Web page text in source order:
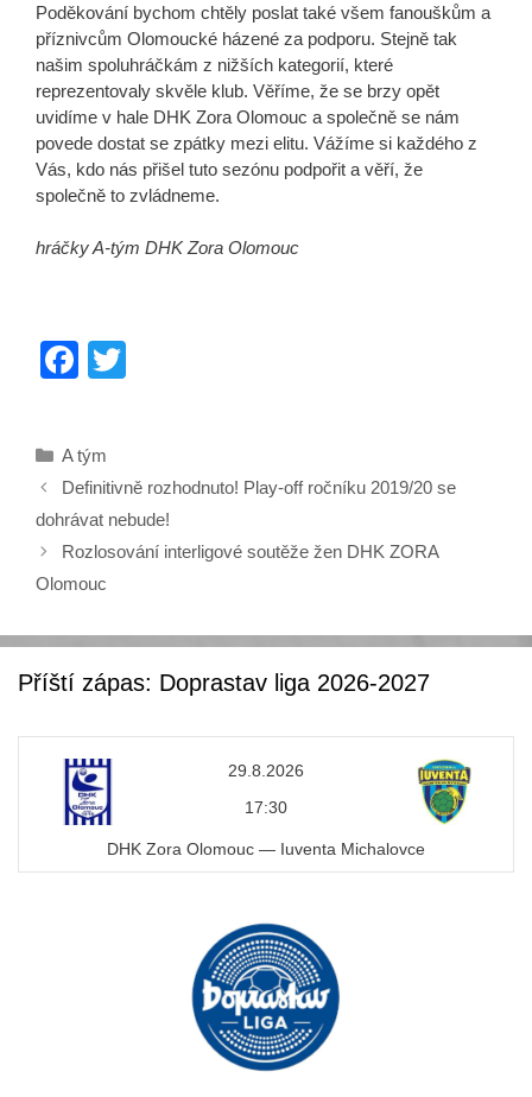
Poděkování bychom chtěly poslat také všem fanouškům a
příznivcům Olomoucké házené za podporu. Stejně tak
našim spoluhráčkám z nižších kategorií, které
reprezentovaly skvěle klub. Věříme, že se brzy opět
uvidíme v hale DHK Zora Olomouc a společně se nám
povede dostat se zpátky mezi elitu. Vážíme si každého z
Vás, kdo nás přišel tuto sezónu podpořit a věří, že
společně to zvládneme.
hráčky A-tým DHK Zora Olomouc
F
e
b
o
o
k
er
Rubriky
A tým
Definitivně rozhodnuto! Play-off ročníku 2019/20 se
dohrávat nebude!
Rozlosování interligové soutěže žen DHK ZORA
Olomouc
Příští zápas: Doprastav liga 2026-2027
29.8.2026
17:30
DHK Zora Olomouc — Iuventa Michalovce